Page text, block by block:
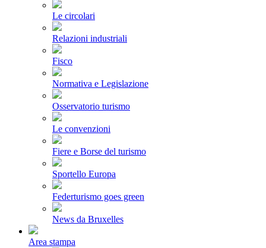
Le circolari
Relazioni industriali
Fisco
Normativa e Legislazione
Osservatorio turismo
Le convenzioni
Fiere e Borse del turismo
Sportello Europa
Federturismo goes green
News da Bruxelles
Area stampa